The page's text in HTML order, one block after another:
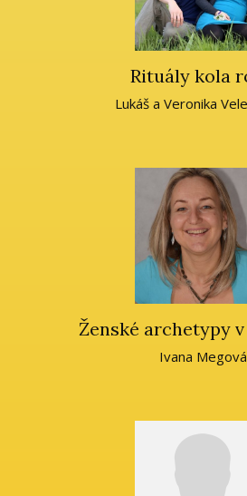
Rituály kola
Lukáš a Veronika
Ženské archetypy
Ivana Megová